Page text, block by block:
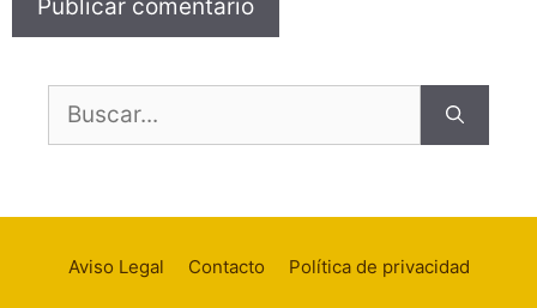
Buscar:
Aviso Legal Contacto Política de privacidad